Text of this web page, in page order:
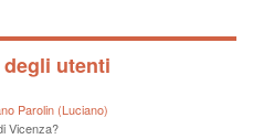
utenti
Parolin (Luciano)
Vicenza?